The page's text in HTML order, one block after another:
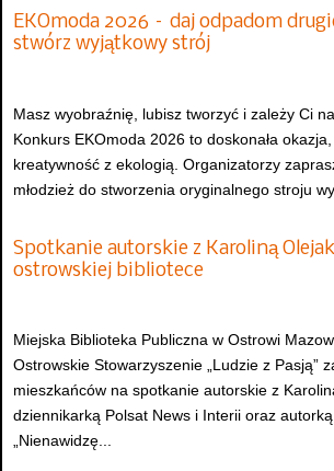
EKOmoda 2026 – daj odpadom
stwórz wyjątkowy strój
Masz wyobraźnię, lubisz tworzyć i zależy Ci
Konkurs EKOmoda 2026 to doskonała okazja,
kreatywność z ekologią. Organizatorzy
młodzież do stworzenia oryginalnego stroju
Spotkanie autorskie z Karoliną
ostrowskiej bibliotece
Miejska Biblioteka Publiczna w Ostrowi
Ostrowskie Stowarzyszenie „Ludzie z Pasją”
mieszkańców na spotkanie autorskie z
dziennikarką Polsat News i Interii oraz
„Nienawidzę...